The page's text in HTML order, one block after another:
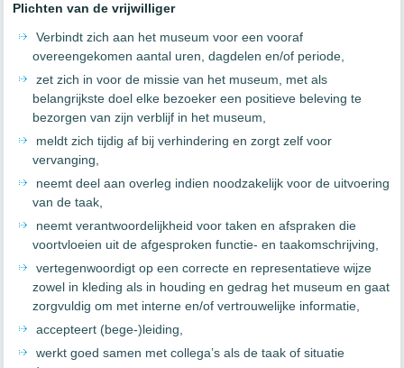
Plichten van de vrijwilliger
Verbindt zich aan het museum voor een vooraf
overeengekomen aantal uren, dagdelen en/of periode,
zet zich in voor de missie van het museum, met als
belangrijkste doel elke bezoeker een positieve beleving te
bezorgen van zijn verblijf in het museum,
meldt zich tijdig af bij verhindering en zorgt zelf voor
vervanging,
neemt deel aan overleg indien noodzakelijk voor de uitvoering
van de taak,
neemt verantwoordelijkheid voor taken en afspraken die
voortvloeien uit de afgesproken functie- en taakomschrijving,
vertegenwoordigt op een correcte en representatieve wijze
zowel in kleding als in houding en gedrag het museum en gaat
zorgvuldig om met interne en/of vertrouwelijke informatie,
accepteert (bege-)leiding,
werkt goed samen met collega’s als de taak of situatie